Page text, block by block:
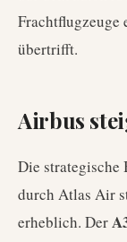
Frachtflugzeuge
übertrifft.
Airbus
Die strategische
durch Atlas Air
erheblich. Der